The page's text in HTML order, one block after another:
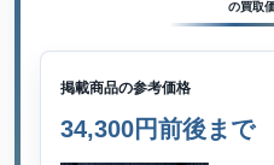
の買取
掲載商品の参考価格
34,300円前後まで